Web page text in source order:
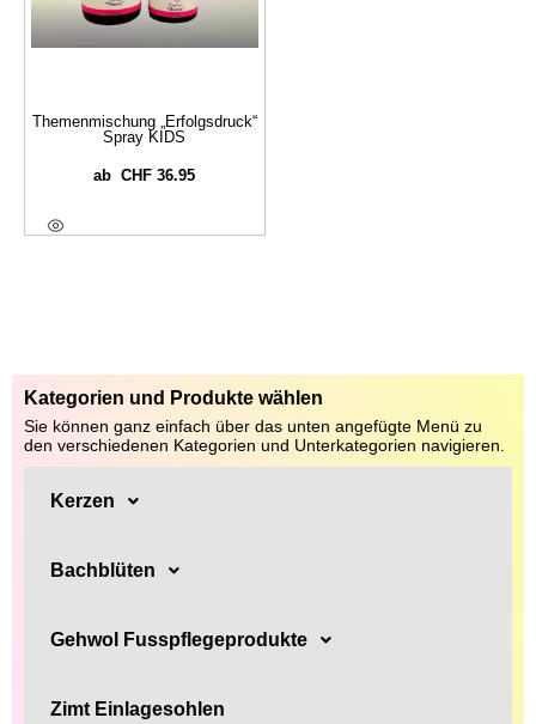
Themenmischung „Erfolgsdruck“
Spray KIDS
abCHF 36.95
Kategorien und Produkte wählen
Sie können ganz einfach über das unten angefügte Menü zu
den verschiedenen Kategorien und Unterkategorien navigieren.
Kerzen
Bachblüten
Gehwol Fusspflegeprodukte
Zimt Einlagesohlen